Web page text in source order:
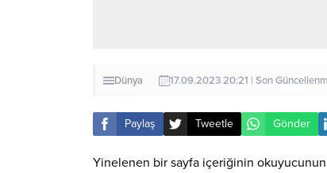
Dünya 17.09.2023 20:21 | Son
Paylaş Tweetle Gönder
Yinelenen bir sayfa içeriğinin okuyucunun